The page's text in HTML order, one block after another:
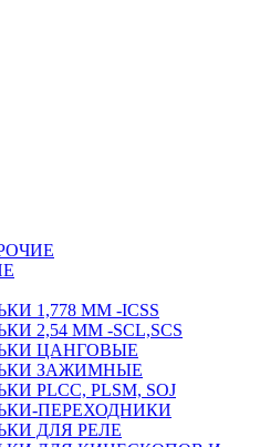
1,778 ММ -ICSS
2,54 ММ -SCL,SCS
ЦАНГОВЫЕ
ЗАЖИМНЫЕ
PLCC, PLSM, SOJ
ПЕРЕХОДНИКИ
ДЛЯ РЕЛЕ